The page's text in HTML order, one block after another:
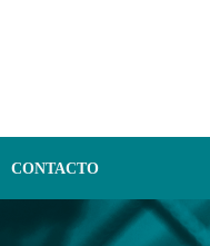
CONTACTO